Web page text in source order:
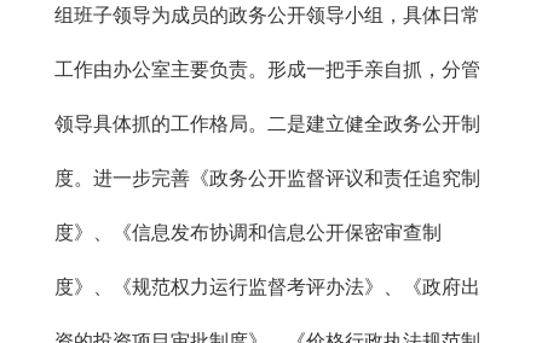
组班子领导为成员的政务公开领导小组，具体日常
工作由办公室主要负责。形成一把手亲自抓，分管
领导具体抓的工作格局。二是建立健全政务公开制
度。进一步完善《政务公开监督评议和责任追究制
度》、《信息发布协调和信息公开保密审查制
度》、《规范权力运行监督考评办法》、《政府出